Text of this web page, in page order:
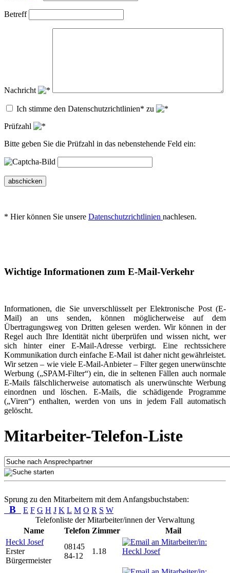
Betreff
Nachricht
Ich stimme den Datenschutzrichtlinien* zu
Prüfzahl
Bitte geben Sie die Prüfzahl in das nebenstehende Feld ein:
abschicken
* Hier können Sie unsere Datenschutzrichtlinien nachlesen.
Wichtige Informationen zum E-Mail-Verkehr
Informationen, die Sie unverschlüsselt per Elektronische Post (E-
Mail) an uns senden, können möglicherweise auf dem
Übertragungsweg von Dritten gelesen werden. Wir können in der
Regel auch Ihre Identität nicht überprüfen und wissen nicht, wer
sich hinter einer E-Mail-Adresse verbirgt. Eine rechtssichere
Kommunikation durch einfache E-Mail ist daher nicht gewährleistet.
Wir setzen – wie viele E-Mail-Anbieter – Filter gegen unerwünschte
Werbung („SPAM-Filter“) ein, die in seltenen Fällen auch normale
E-Mails fälschlicherweise automatisch als unerwünschte Werbung
einordnen und löschen. E-Mails, die schädigende Programme
(„Viren“) enthalten, werden von uns in jedem Fall automatisch
gelöscht.
Mitarbeiter-Telefon-Liste
Sprung zu den Mitarbeitern mit dem Anfangsbuchstaben:
B E F G H J K L M O R S W
Telefonliste der Mitarbeiter/innen der Verwaltung
Name
Telefon Zimmer
Mail
Heckl Josef
Erster
Bürgermeister
08145
84-12
1.18